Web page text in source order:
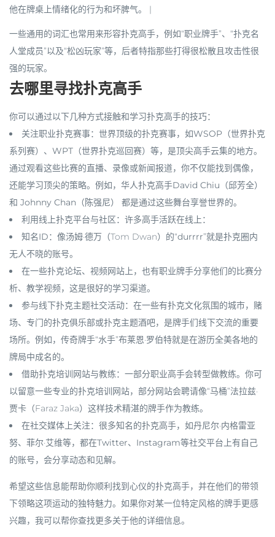
他在牌桌上情绪化的行为和坏脾气。 |
一些通用的词汇也常用来形容扑克高手，例如“职业牌手”、“扑克名
人堂成员”以及“松凶玩家”等，后者特指那些打得很松散且攻击性很
强的玩家。
去哪里寻找扑克高手
你可以通过以下几种方式接触和学习扑克高手的技巧：
关注职业扑克赛事：世界顶级的扑克赛事，如WSOP（世界扑克
系列赛） 、 WPT（世界扑克巡回赛） 等，是顶尖高手云集的地方。
通过观看这些比赛的直播、录像或新闻报道，你不仅能找到偶像，
还能学习顶尖的策略。例如，华人扑克高手David Chiu（邱芳全）
和 Johnny Chan（陈强尼）
都是通过这些舞台享誉世界的。
利用线上扑克平台与社区：许多高手活跃在线上：
知名ID：像汤姆·德万（Tom Dwan）的“durrrr”就是扑克圈内
无人不晓的账号。
在一些扑克论坛、视频网站 上，也有职业牌手分享他们的比赛分
析、教学视频，这是很好的学习渠道。
参与线下扑克主题社交活动：在一些有扑克文化氛围的城市， 赌
场、专门的扑克俱乐部或扑克主题酒吧，是牌手们线下交流的重要
场所。例如，传奇牌手“水手”布莱恩·罗伯特就是在游历全美各地的
牌局中成名的。
借助扑克培训网站与教练：一部分职业高手会转型做教练。你可
以留意一些专业的扑克培训网站，部分网站会聘请像“马桶”法拉兹·
贾卡（Faraz Jaka）这样技术精湛的牌手作为教练。
在社交媒体上关注：很多知名的扑克高手，如丹尼尔·内格雷亚
努、菲尔·艾维等，都在Twitter、Instagram等社交平台上有自己
的账号，会分享动态和见解。
希望这些信息能帮助你顺利找到心仪的扑克高手，并在他们的带领
下领略这项运动的独特魅力。如果你对某一位特定风格的牌手更感
兴趣，我可以帮你查找更多关于他的详细信息。